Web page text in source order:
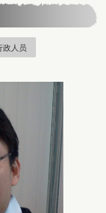
政人员